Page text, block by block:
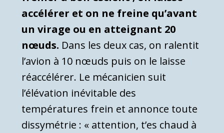
accélérer et on ne freine qu’avant
un virage ou en atteignant 20
nœuds. Dans les deux cas, on ralentit
l’avion à 10 nœuds puis on le laisse
réaccélérer. Le mécanicien suit
l’élévation inévitable des
températures frein et annonce toute
dissymétrie : « attention, t’es chaud à